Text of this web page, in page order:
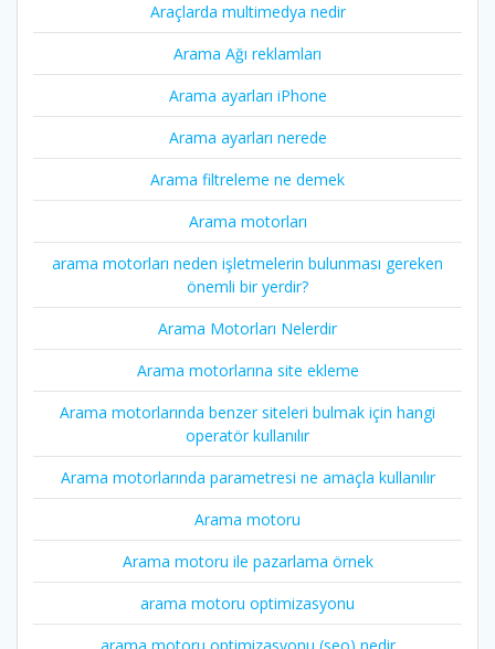
Araçlarda multimedya nedir
Arama Ağı reklamları
Arama ayarları iPhone
Arama ayarları nerede
Arama filtreleme ne demek
Arama motorları
arama motorları neden işletmelerin bulunması gereken
önemli bir yerdir?
Arama Motorları Nelerdir
Arama motorlarına site ekleme
Arama motorlarında benzer siteleri bulmak için hangi
operatör kullanılır
Arama motorlarında parametresi ne amaçla kullanılır
Arama motoru
Arama motoru ile pazarlama örnek
arama motoru optimizasyonu